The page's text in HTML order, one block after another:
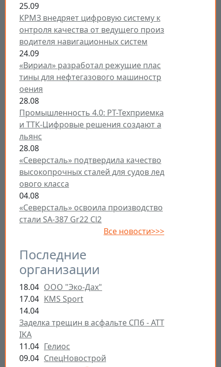
25.09
КРМЗ внедряет цифровую систему к
онтроля качества от ведущего произ
водителя навигационных систем
24.09
«Вириал» разработал режущие плас
тины для нефтегазового машиностр
оения
28.08
Промышленность 4.0: РТ-Техприемка
и ТТК-Цифровые решения создают а
льянс
28.08
«Северсталь» подтвердила качество
высокопрочных сталей для судов лед
ового класса
04.08
«Северсталь» освоила производство
стали SA-387 Gr22 Cl2
Все новости>>>
Последние
организации
18.04 ООО "Эко-Дах"
17.04 KMS Sport
14.04
Заделка трещин в асфальте СПб - ATT
IKA
11.04 Гелиос
09.04 СпецНовострой